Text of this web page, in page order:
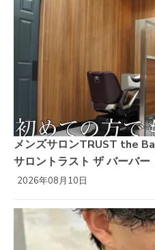
メンズサロンTRUST the
サロントラスト ザ バーバ
2026年08月10日